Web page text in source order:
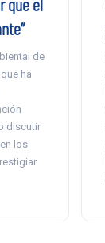
de
ha
discutir
los